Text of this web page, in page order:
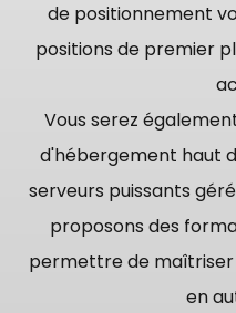
de positionnement
positions de premier
Vous serez
d'hébergement haut
serveurs puissants
proposons des
permettre de maîtriser
en